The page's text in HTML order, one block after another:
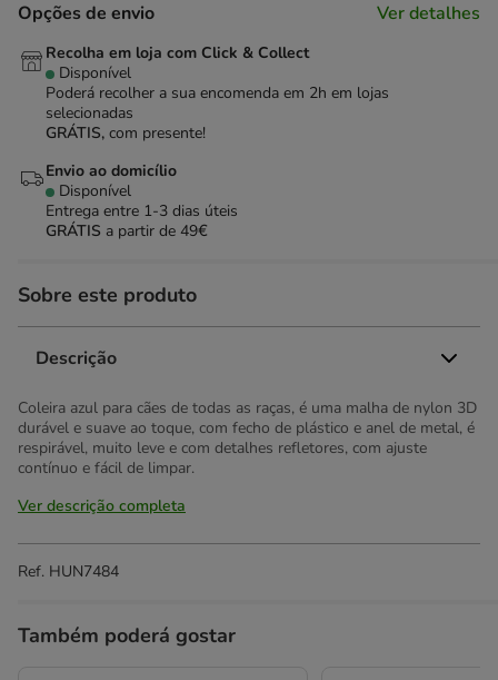
Opções de envio Ver detalhes
Recolha em loja com Click & Collect
Disponível
Poderá recolher a sua encomenda em 2h em lojas
selecionadas
GRÁTIS, com presente!
Envio ao domicílio
Disponível
Entrega entre 1-3 dias úteis
GRÁTIS a partir de 49€
Sobre este produto
Descrição
Coleira azul para cães de todas as raças, é uma malha de nylon 3D
durável e suave ao toque, com fecho de plástico e anel de metal, é
respirável, muito leve e com detalhes refletores, com ajuste
contínuo e fácil de limpar.
Ver descrição completa
Ref. HUN7484
Também poderá gostar